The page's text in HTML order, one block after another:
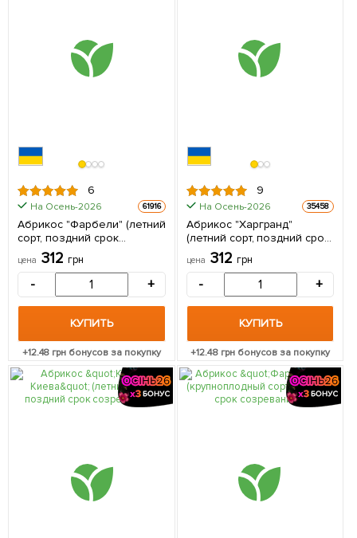
6
На Осень-2026 61916
Абрикос "Фарбели" (летний
сорт, поздний срок
созревания) 1 саженец в
упаковке
цена 312 грн
- +
КУПИТЬ
+12.48 грн бонусов за покупку
9
На Осень-2026 35458
Абрикос "Харгранд"
(летний сорт, поздний срок
созревания) 1 саженец в
упаковке
цена 312 грн
- +
КУПИТЬ
+12.48 грн бонусов за покупку